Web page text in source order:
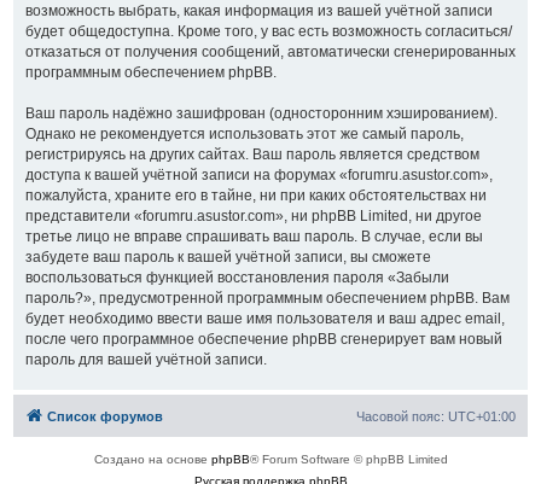
возможность выбрать, какая информация из вашей учётной записи
будет общедоступна. Кроме того, у вас есть возможность согласиться/
отказаться от получения сообщений, автоматически сгенерированных
программным обеспечением phpBB.
Ваш пароль надёжно зашифрован (односторонним хэшированием).
Однако не рекомендуется использовать этот же самый пароль,
регистрируясь на других сайтах. Ваш пароль является средством
доступа к вашей учётной записи на форумах «forumru.asustor.com»,
пожалуйста, храните его в тайне, ни при каких обстоятельствах ни
представители «forumru.asustor.com», ни phpBB Limited, ни другое
третье лицо не вправе спрашивать ваш пароль. В случае, если вы
забудете ваш пароль к вашей учётной записи, вы сможете
воспользоваться функцией восстановления пароля «Забыли
пароль?», предусмотренной программным обеспечением phpBB. Вам
будет необходимо ввести ваше имя пользователя и ваш адрес email,
после чего программное обеспечение phpBB сгенерирует вам новый
пароль для вашей учётной записи.
Список форумов Часовой пояс: UTC+01:00
Создано на основе phpBB® Forum Software © phpBB Limited
Русская поддержка phpBB